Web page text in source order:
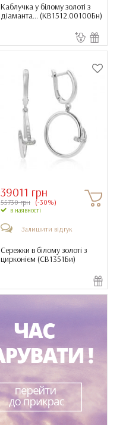
Каблучка у білому золоті з
діаманта... (КВ1512.00100Бн)
39011 грн
55730 грн (-30%)
в наявності
Залишити відгук
Сережки в білому золоті з
цирконієм (СВ1351Би)